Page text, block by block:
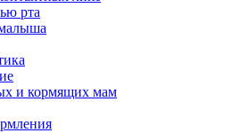
рта
и кормящих мам